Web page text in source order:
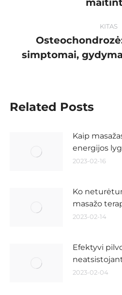
KITAS
simptomai,
Related Posts
Kaip
energijos
2023-02-16
Ko
masažo
2023-02-14
Efektyvi
2023-02-04